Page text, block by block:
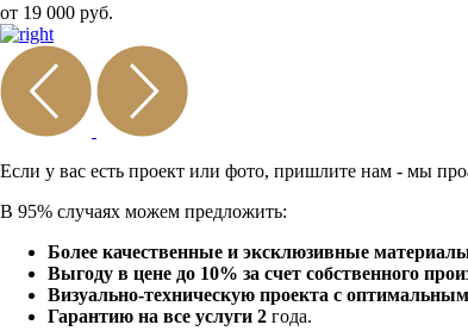
от 19 000 руб.
Если у вас есть проект или фото, пришлите нам - мы
В 95% случаях можем предложить:
Более качественные и эксклюзивные
Выгоду в цене до 10% за счет собственного
Визуально-техническую проекта с
Гарантию на все услуги 2 года.